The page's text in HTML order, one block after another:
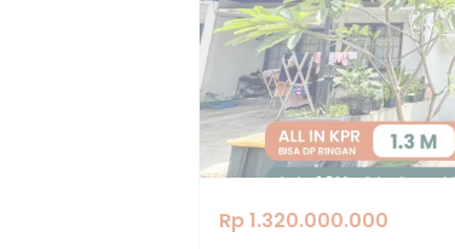
Rp 1.320.000.000